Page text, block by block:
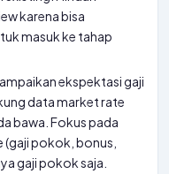
karena bisa
masuk ke tahap
ekspektasi gaji
data market rate
bawa. Fokus pada
pokok, bonus,
gaji pokok saja.